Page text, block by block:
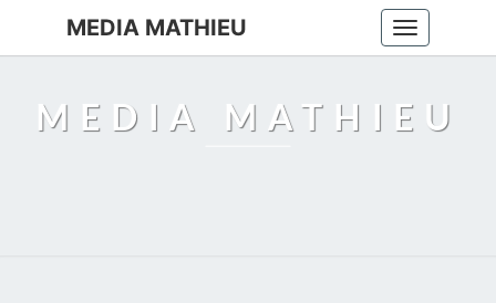
Toggle
navigation
MEDIA MATHIEU
MEDIA MATHIEU